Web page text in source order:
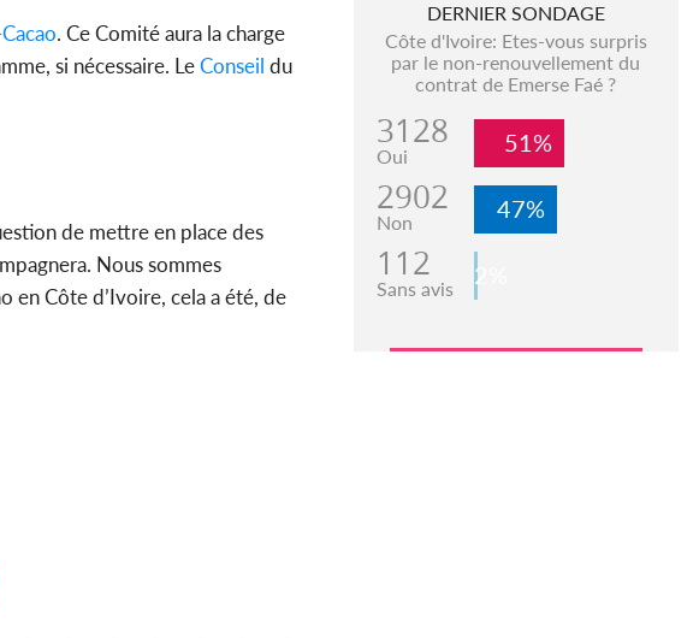
. Ce Comité aura la charge
si nécessaire. LeConseil du
de mettre en place des
Nous sommes
en Côte d’Ivoire, cela a été, de
DERNIER SONDAGE
Côte d'Ivoire: Etes-vous surpris
par le non-renouvellement du
contrat de Emerse Faé ?
3128
Oui 51%
2902
Non 47%
112
Sans avis 2%